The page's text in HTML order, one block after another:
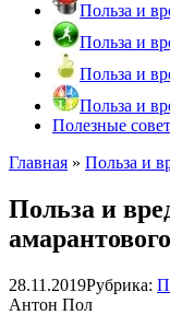
Польза и
Польза и
Польза и
Польза и
Полезные
Главная » Польза и
Польза и
28.11.2019Рубрика:
Антон Пол